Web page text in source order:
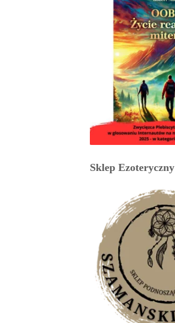
Sklep Ezoteryczny